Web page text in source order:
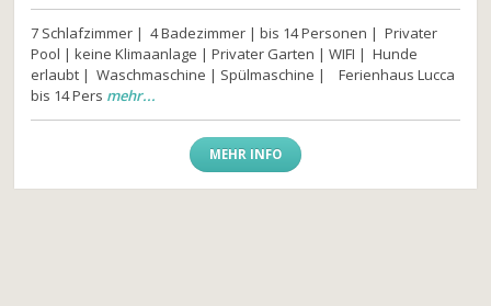
7 Schlafzimmer | 4 Badezimmer | bis 14 Personen | Privater
Pool | keine Klimaanlage | Privater Garten | WIFI | Hunde
erlaubt | Waschmaschine | Spülmaschine | Ferienhaus Lucca
bis 14 Pers mehr...
MEHR INFO